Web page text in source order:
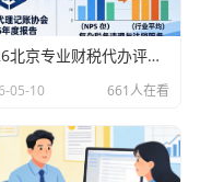
2026北京专业财税代办评测排行，十大机构推荐
05-10 661人在看